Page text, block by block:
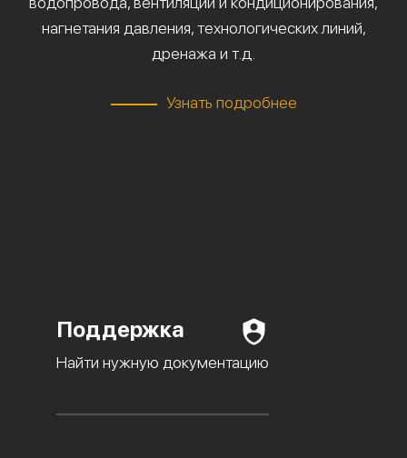
нагнетания давления, технологических линий,
дренажа и т.д.
Узнать подробнее
Поддержка
Найти нужную документацию